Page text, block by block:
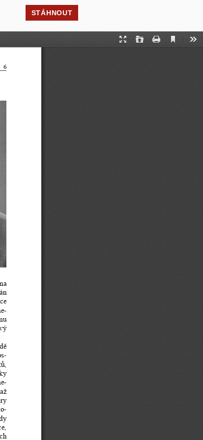
STÁHNOUT